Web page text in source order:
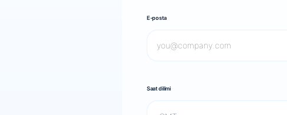
E-posta
Saat dilimi